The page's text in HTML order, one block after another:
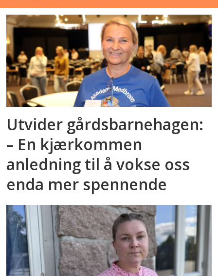
Utvider gårdsbarnehagen:
– En kjærkommen
anledning til å vokse oss
enda mer spennende